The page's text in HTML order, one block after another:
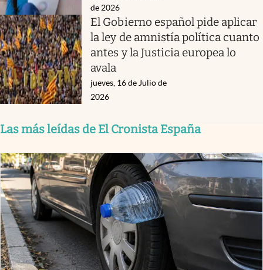
de 2026
El Gobierno español pide aplicar
la ley de amnistía política cuanto
antes y la Justicia europea lo
avala
jueves, 16 de Julio de
2026
Las más leídas de El Cronista España